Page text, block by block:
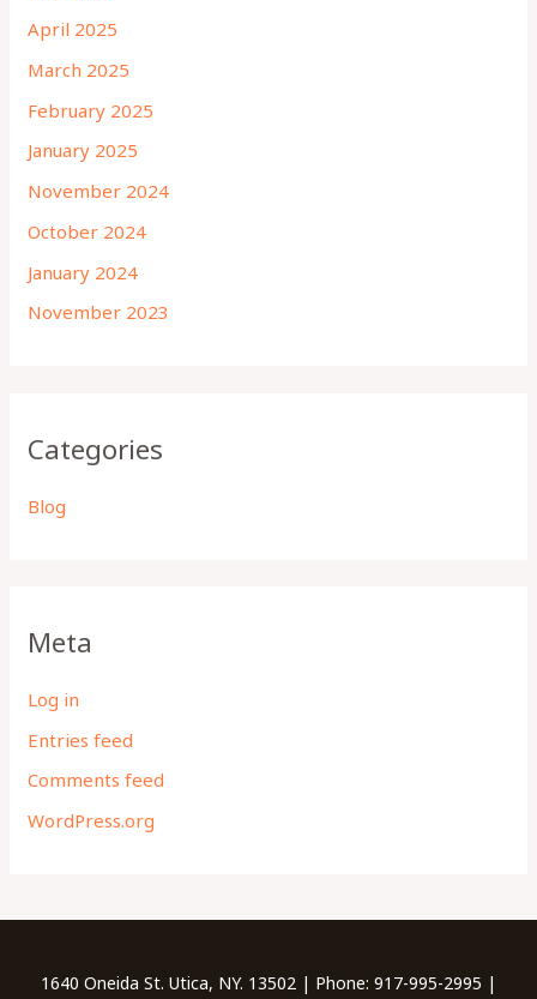
April 2025
March 2025
February 2025
January 2025
November 2024
October 2024
January 2024
November 2023
Categories
Blog
Meta
Log in
Entries feed
Comments feed
WordPress.org
1640 Oneida St. Utica, NY. 13502 | Phone: 917-995-2995 |